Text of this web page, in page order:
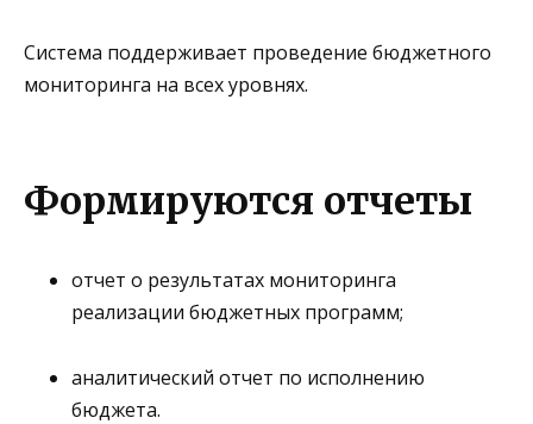
Система поддерживает проведение бюджетного
мониторинга на всех уровнях.
Формируются отчеты
отчет о результатах мониторинга
реализации бюджетных программ;
аналитический отчет по исполнению
бюджета.